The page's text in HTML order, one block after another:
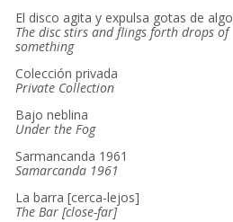
El disco agita y expulsa gotas de algo
The disc stirs and flings forth drops of
something
Colección privada
Private Collection
Bajo neblina
Under the Fog
Sarmancanda 1961
Samarcanda 1961
La barra [cerca-lejos]
The Bar [close-far]